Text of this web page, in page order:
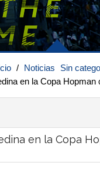
/ Noticias Sin
en la Copa Hopman
en la Copa